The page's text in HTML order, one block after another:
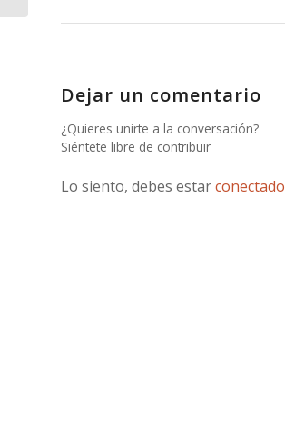
Dejar un comentario
¿Quieres unirte a la conversación?
Siéntete libre de contribuir
Lo siento, debes estarconectado